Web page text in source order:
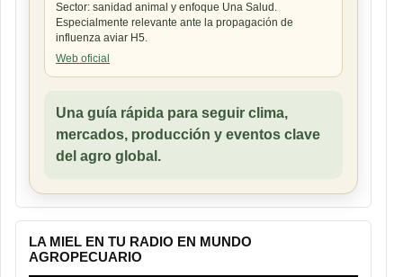
Sector: sanidad animal y enfoque Una Salud.
Especialmente relevante ante la propagación de
influenza aviar H5.
Web oficial
Una guía rápida para seguir clima,
mercados, producción y eventos clave
del agro global.
LA MIEL EN TU RADIO EN MUNDO
AGROPECUARIO